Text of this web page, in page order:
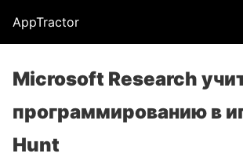
AppTractor
Microsoft Research
программированию в
Hunt